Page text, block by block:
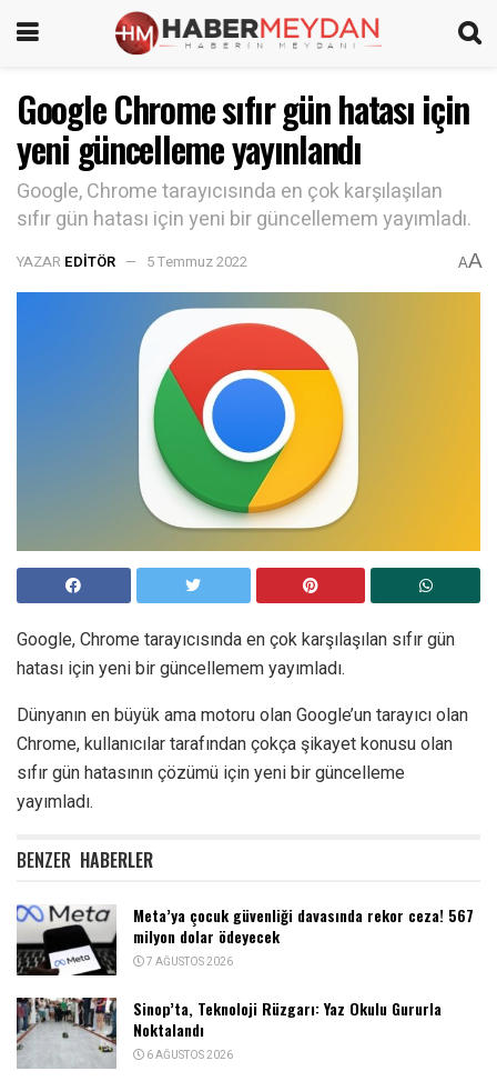
Google Chrome sıfır gün hatası için
yeni güncelleme yayınlandı
Google, Chrome tarayıcısında en çok karşılaşılan
sıfır gün hatası için yeni bir güncellemem yayımladı.
YAZAR EDITÖR 5 Temmuz 2022 AA
Google, Chrome tarayıcısında en çok karşılaşılan sıfır gün
hatası için yeni bir güncellemem yayımladı.
Dünyanın en büyük ama motoru olan Google’un tarayıcı olan
Chrome, kullanıcılar tarafından çokça şikayet konusu olan
sıfır gün hatasının çözümü için yeni bir güncelleme
yayımladı.
BENZER HABERLER
Meta’ya çocuk güvenliği davasında rekor ceza! 567
milyon dolar ödeyecek
7 AĞUSTOS 2026
Sinop’ta, Teknoloji Rüzgarı: Yaz Okulu Gururla
Noktalandı
6 AĞUSTOS 2026